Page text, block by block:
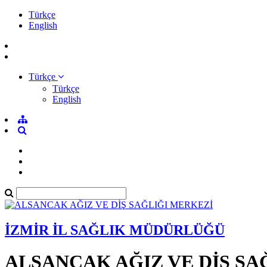
Türkçe
English
Türkçe
Türkçe
English
İZMİR İL SAĞLIK MÜDÜRLÜĞÜ
ALSANCAK AĞIZ VE DİŞ